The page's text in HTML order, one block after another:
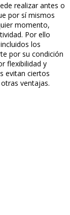
realizar antes o
por sí mismos
momento,
Por ello
los
por su condición
flexibilidad y
evitan ciertos
ventajas.